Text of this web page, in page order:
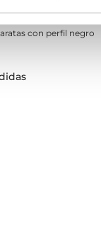
con perfil negro